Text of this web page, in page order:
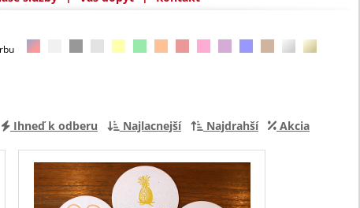
Ihneď k odberu Najlacnejší Najdrahší Akcia